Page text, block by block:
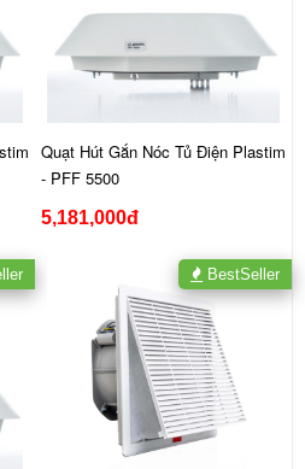
Quạt Hút Gắn Nóc Tủ Điện Plastim
- PFF 5500
5,181,000đ
BestSeller